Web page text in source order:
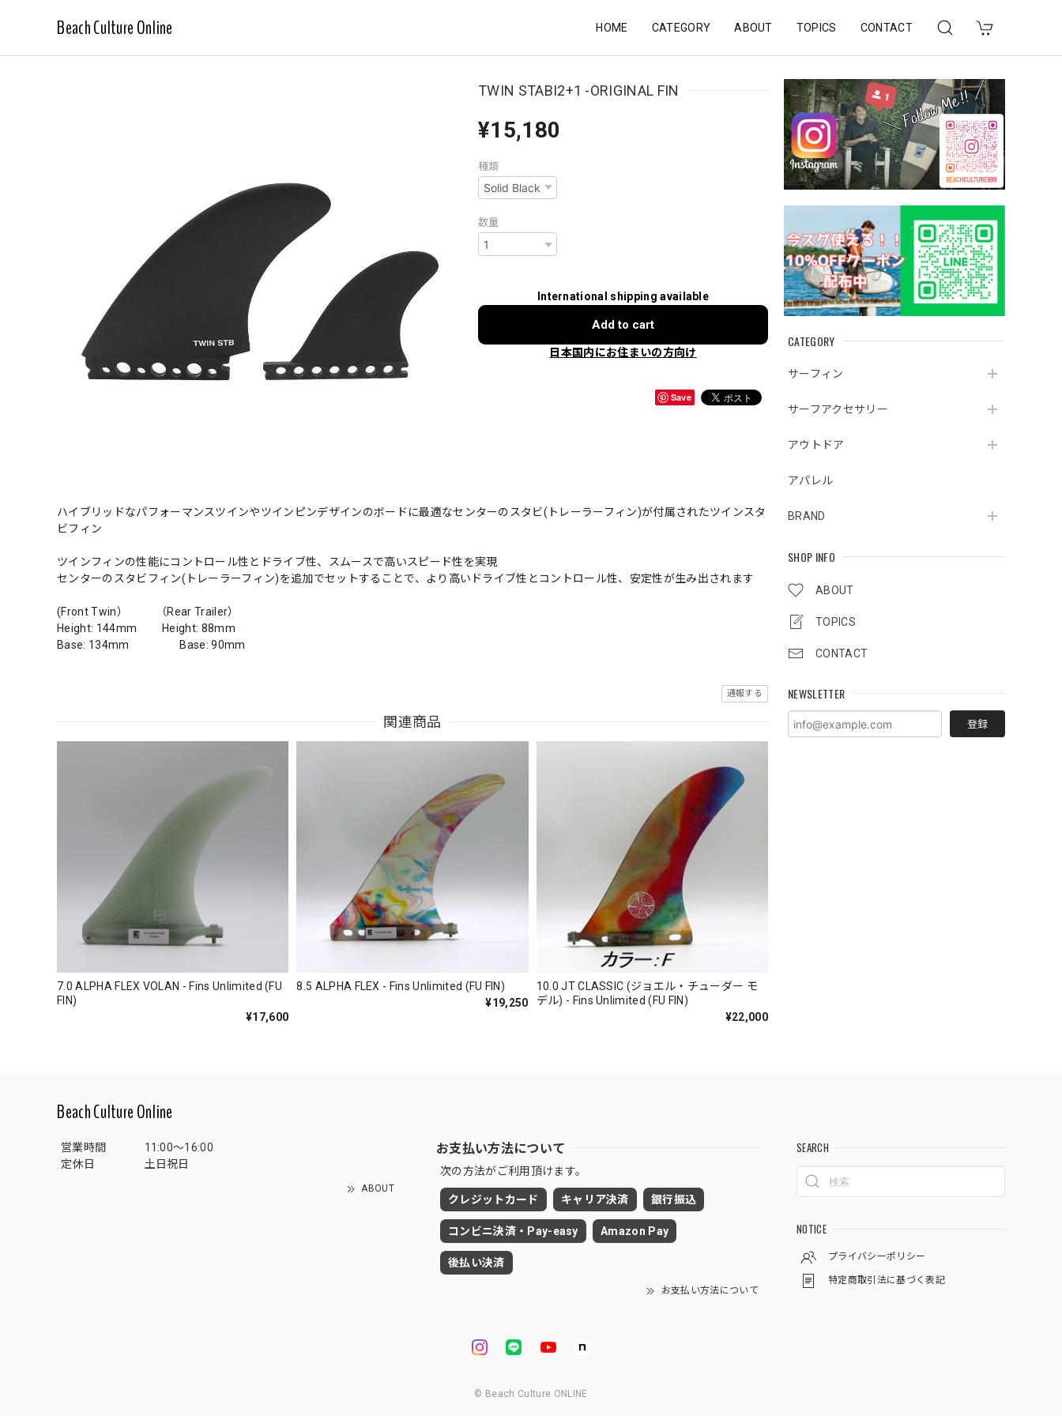
Beach Culture Online HOME CATEGORY ABOUT TOPICS CONTACT
CATEGORY
サーフィン
サーフアクセサリー
アウトドア
アパレル
BRAND
SHOP INFO
ABOUT
TOPICS
CONTACT
NEWSLETTER
登録
TWIN STABI2+1 -ORIGINAL FIN
¥15,180
種類
数量
International shipping available
Add to cart
日本国内にお住まいの方向け
Save
ハイブリッドなパフォーマンスツインやツインピンデザインのボードに最適なセンターのスタビ(トレーラーフィン)が付属されたツインスタ
ビフィン
ツインフィンの性能にコントロール性とドライブ性、スムースで高いスピード性を実現
センターのスタビフィン(トレーラーフィン)を追加でセットすることで、より高いドライブ性とコントロール性、安定性が生み出されます
(Front Twin） （Rear Trailer）
Height: 144mm Height: 88mm
Base: 134mm Base: 90mm
通報する
関連商品
7.0 ALPHA FLEX VOLAN - Fins Unlimited (FU
FIN)
¥17,600
8.5 ALPHA FLEX - Fins Unlimited (FU FIN)
¥19,250
10.0 JT CLASSIC (ジョエル・チューダー モ
デル) - Fins Unlimited (FU FIN)
¥22,000
Beach Culture Online
営業時間
11:00～16:00
定休日
土日祝日
ABOUT
お支払い方法について
次の方法がご利用頂けます。
クレジットカード キャリア決済 銀行振込
コンビニ決済・Pay-easy Amazon Pay
後払い決済
お支払い方法について
SEARCH
NOTICE
プライバシーポリシー
特定商取引法に基づく表記
© Beach Culture ONLINE